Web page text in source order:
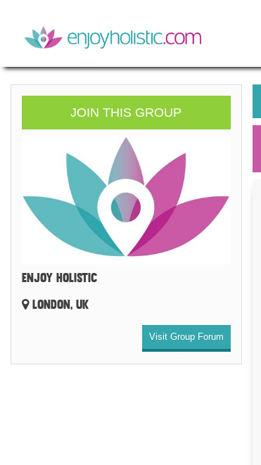
JOIN THIS GROUP
ENJOY HOLISTIC
LONDON, UK
Visit Group Forum